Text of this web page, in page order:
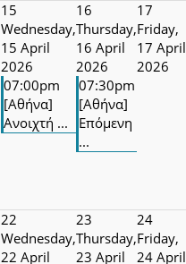
15
Wednesday,
15 April
2026
07:00pm
[Αθήνα]
Ανοιχτή ...
16
Thursday,
16 April
2026
07:30pm
[Αθήνα]
Επόμενη
...
17
Friday,
17 April
2026
22
Wednesday,
22 April
23
Thursday,
23 April
24
Friday,
24 April